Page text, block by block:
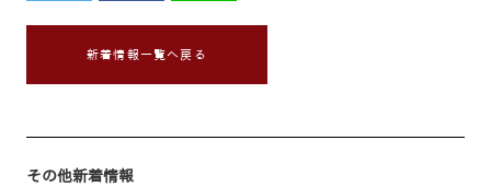
新着情報一覧へ戻る
その他新着情報